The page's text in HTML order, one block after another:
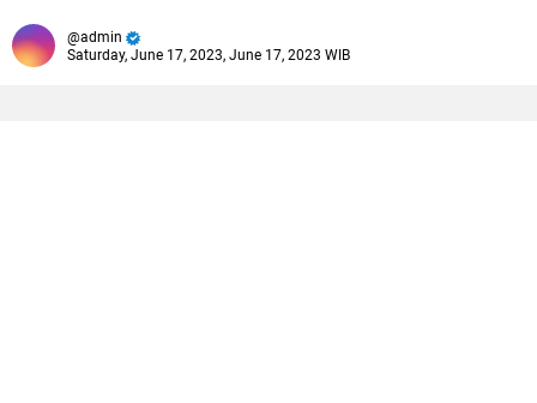
admin
Saturday, June 17, 2023, June 17, 2023 WIB